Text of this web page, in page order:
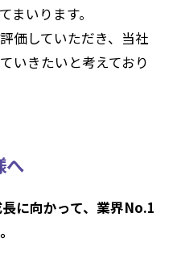
まいります。
価していただき、当社
いきたいと考えており
へ
に向かって、業界No.1